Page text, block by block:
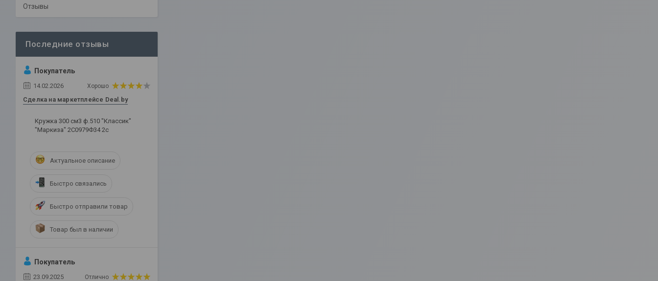
Отзывы
Покупатель
14.02.2026 Хорошо
Сделка на маркетплейсе Deal.by
Кружка 300 см3 ф.510 "Классик"
"Маркиза" 2С0979Ф34 2с
Актуальное описание
Быстро связались
Быстро отправили товар
Товар был в наличии
Покупатель
23.09.2025 Отлично